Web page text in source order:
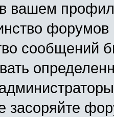
вашем
форумов
сообщений
засоряйте